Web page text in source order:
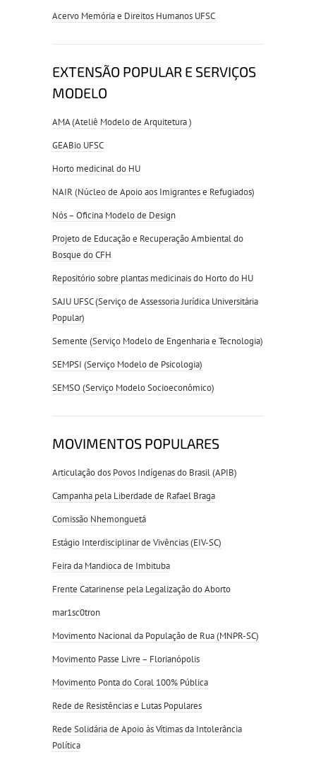
Acervo Memória e Direitos Humanos UFSC
EXTENSÃO POPULAR E SERVIÇOS
MODELO
AMA (Ateliê Modelo de Arquitetura )
GEABio UFSC
Horto medicinal do HU
NAIR (Núcleo de Apoio aos Imigrantes e Refugiados)
Nós – Oficina Modelo de Design
Projeto de Educação e Recuperação Ambiental do
Bosque do CFH
Repositório sobre plantas medicinais do Horto do HU
SAJU UFSC (Serviço de Assessoria Jurídica Universitária
Popular)
Semente (Serviço Modelo de Engenharia e Tecnologia)
SEMPSI (Serviço Modelo de Psicologia)
SEMSO (Serviço Modelo Socioeconômico)
MOVIMENTOS POPULARES
Articulação dos Povos Indígenas do Brasil (APIB)
Campanha pela Liberdade de Rafael Braga
Comissão Nhemonguetá
Estágio Interdisciplinar de Vivências (EIV-SC)
Feira da Mandioca de Imbituba
Frente Catarinense pela Legalização do Aborto
mar1sc0tron
Movimento Nacional da População de Rua (MNPR-SC)
Movimento Passe Livre – Florianópolis
Movimento Ponta do Coral 100% Pública
Rede de Resistências e Lutas Populares
Rede Solidária de Apoio às Vítimas da Intolerância
Política